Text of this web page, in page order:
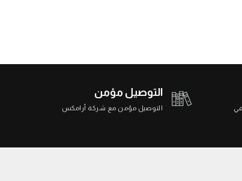
التوصيل مؤمن
التوصيل مؤمن مع شركة أرامكس